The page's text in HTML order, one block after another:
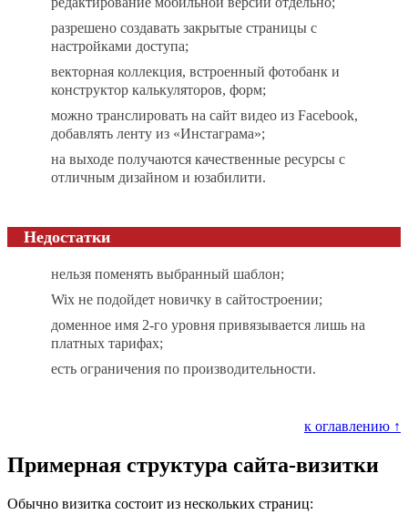
разрешено создавать закрытые страницы с
настройками доступа;
векторная коллекция, встроенный фотобанк и
конструктор калькуляторов, форм;
можно транслировать на сайт видео из Facebook,
добавлять ленту из «Инстаграма»;
на выходе получаются качественные ресурсы с
отличным дизайном и юзабилити.
Недостатки
нельзя поменять выбранный шаблон;
Wix не подойдет новичку в сайтостроении;
доменное имя 2-го уровня привязывается лишь на
платных тарифах;
есть ограничения по производительности.
к оглавлению ↑
Примерная структура сайта-визитки
Обычно визитка состоит из нескольких страниц: